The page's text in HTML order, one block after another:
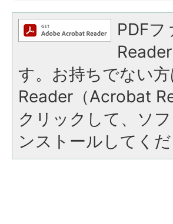
PDF
す。お持ちでない
Reader（Acrobat
クリックして、ソ
ンストールしてくだ